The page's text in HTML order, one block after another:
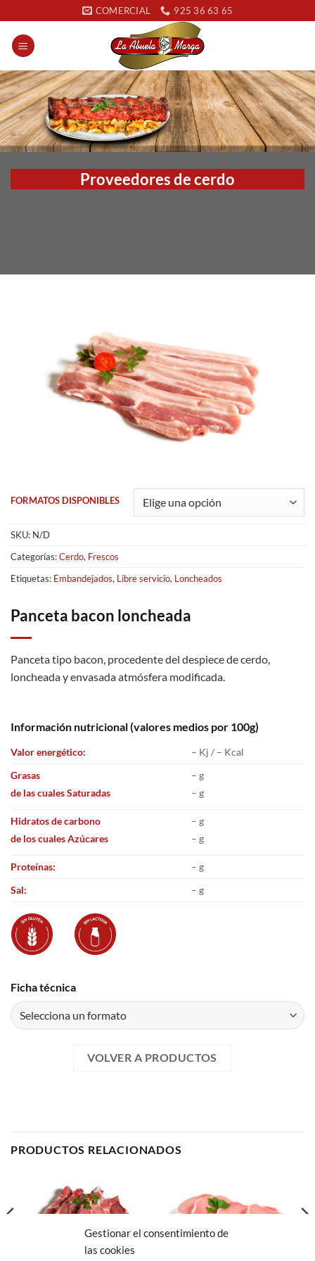
Gestionar el consentimiento de
las cookies
al
contenido
COMERCIAL 925 36 63 65
Proveedores de cerdo
FORMATOS DISPONIBLES
SKU: N/D
Categorías:Cerdo, Frescos
Etiquetas: Embandejados, Libre servicio, Loncheados
Panceta bacon loncheada
Panceta tipo bacon, procedente del despiece de cerdo,
loncheada y envasada atmósfera modificada.
Información nutricional (valores medios por 100g)
Valor energético:
– Kj / – Kcal
Grasas
de las cuales Saturadas
– g
– g
Hidratos de carbono
de los cuales Azúcares
– g
– g
Proteínas:
– g
Sal:
– g
Ficha técnica
VOLVER A PRODUCTOS
PRODUCTOS RELACIONADOS